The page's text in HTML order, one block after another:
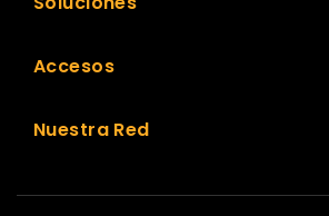
Accesos
Nuestra Red